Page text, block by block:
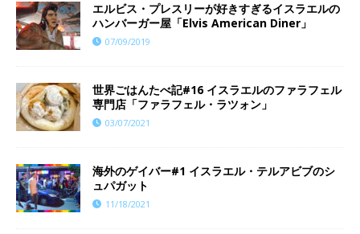
エルビス・プレスリーが好きすぎるイスラエルの
ハンバーガー屋「Elvis American Diner」
07/09/2019
世界ごはんたべ記#16 イスラエルのファラフェル
専門店「ファラフェル・ラツォン」
03/07/2021
海外のゲイバー#1 イスラエル・テルアビブのシ
ュパガット
11/18/2021